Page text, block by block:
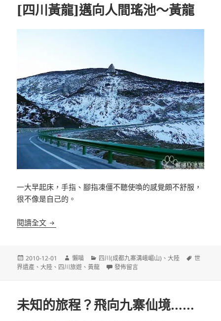
[四川黃龍]邁向人間瑤池～黃龍
一大早起床，手指、腳指凍僵不聽使喚的感覺頗不舒服，
很不像是自己的。
閱讀全文 [四川黃龍]邁向人間瑤池～黃龍
發
佈
2010-12-01
作
者
懶喵
分
類
四川(成都九寨溝峨嵋山) 、大陸
標
世
界遺產 、大陸 、 四川旅遊 、黃龍 在〈[四川黃龍]邁向人間瑤池～黃龍〉
發佈留言
未知的旅程？飛向九寨仙境……